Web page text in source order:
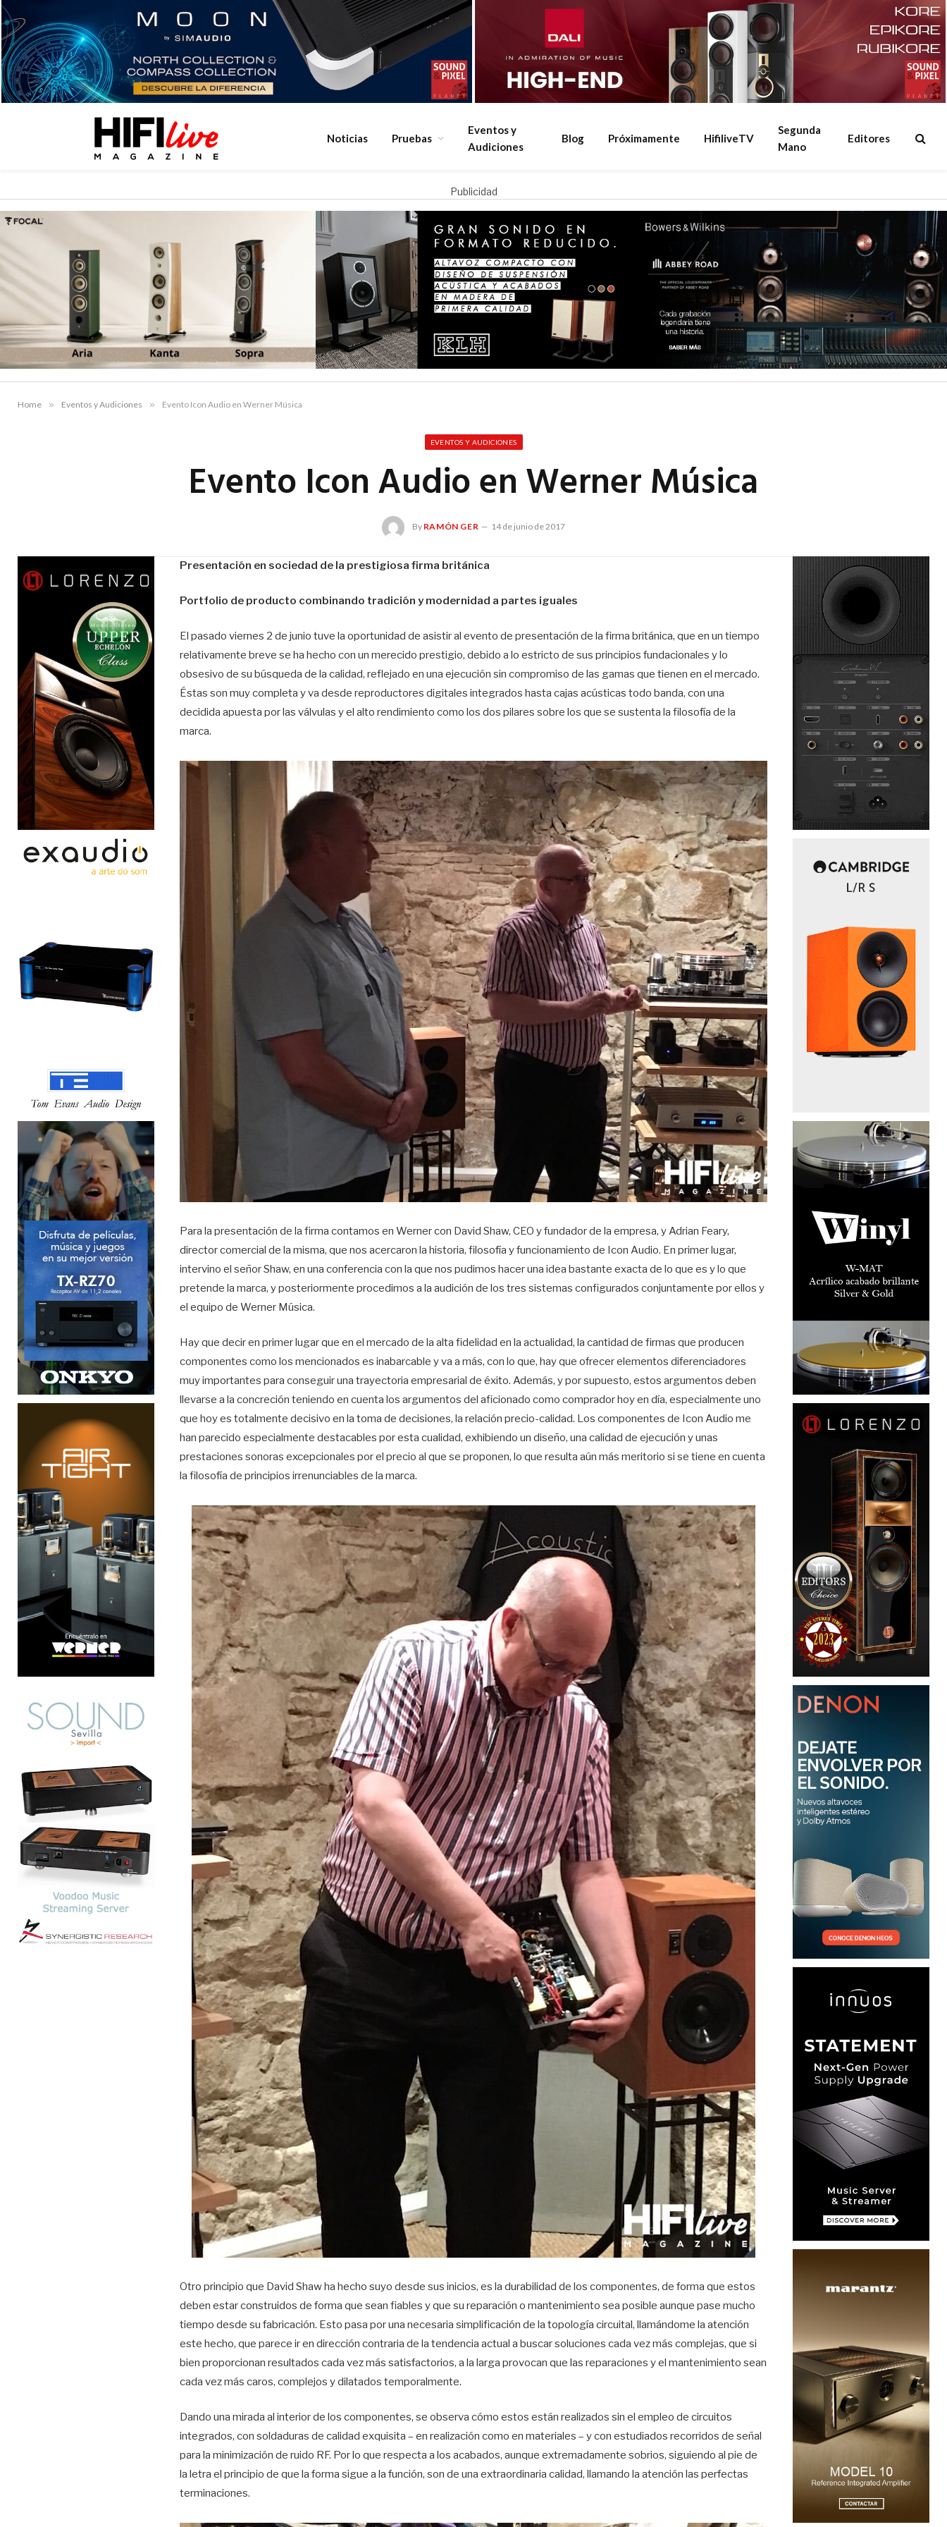
Noticias Pruebas
Eventos y
Audiciones
Blog Próximamente HifiliveTV
Segunda
Mano
Editores
Publicidad
Home » Eventos y Audiciones » Evento Icon Audio en Werner Música
EVENTOS Y AUDICIONES
Evento Icon Audio en Werner Música
By RAMÓN GER 14 de junio de 2017
Presentación en sociedad de la prestigiosa firma británica
Portfolio de producto combinando tradición y modernidad a partes iguales
El pasado viernes 2 de junio tuve la oportunidad de asistir al evento de presentación de la firma británica, que en un tiempo
relativamente breve se ha hecho con un merecido prestigio, debido a lo estricto de sus principios fundacionales y lo
obsesivo de su búsqueda de la calidad, reflejado en una ejecución sin compromiso de las gamas que tienen en el mercado.
Éstas son muy completa y va desde reproductores digitales integrados hasta cajas acústicas todo banda, con una
decidida apuesta por las válvulas y el alto rendimiento como los dos pilares sobre los que se sustenta la filosofía de la
marca.
Para la presentación de la firma contamos en Werner con David Shaw, CEO y fundador de la empresa, y Adrian Feary,
director comercial de la misma, que nos acercaron la historia, filosofía y funcionamiento de Icon Audio. En primer lugar,
intervino el señor Shaw, en una conferencia con la que nos pudimos hacer una idea bastante exacta de lo que es y lo que
pretende la marca, y posteriormente procedimos a la audición de los tres sistemas configurados conjuntamente por ellos y
el equipo de Werner Música.
Hay que decir en primer lugar que en el mercado de la alta fidelidad en la actualidad, la cantidad de firmas que producen
componentes como los mencionados es inabarcable y va a más, con lo que, hay que ofrecer elementos diferenciadores
muy importantes para conseguir una trayectoria empresarial de éxito. Además, y por supuesto, estos argumentos deben
llevarse a la concreción teniendo en cuenta los argumentos del aficionado como comprador hoy en día, especialmente uno
que hoy es totalmente decisivo en la toma de decisiones, la relación precio-calidad. Los componentes de Icon Audio me
han parecido especialmente destacables por esta cualidad, exhibiendo un diseño, una calidad de ejecución y unas
prestaciones sonoras excepcionales por el precio al que se proponen, lo que resulta aún más meritorio si se tiene en cuenta
la filosofía de principios irrenunciables de la marca.
Otro principio que David Shaw ha hecho suyo desde sus inicios, es la durabilidad de los componentes, de forma que estos
deben estar construidos de forma que sean fiables y que su reparación o mantenimiento sea posible aunque pase mucho
tiempo desde su fabricación. Esto pasa por una necesaria simplificación de la topología circuital, llamándome la atención
este hecho, que parece ir en dirección contraria de la tendencia actual a buscar soluciones cada vez más complejas, que si
bien proporcionan resultados cada vez más satisfactorios, a la larga provocan que las reparaciones y el mantenimiento sean
cada vez más caros, complejos y dilatados temporalmente.
Dando una mirada al interior de los componentes, se observa cómo estos están realizados sin el empleo de circuitos
integrados, con soldaduras de calidad exquisita – en realización como en materiales – y con estudiados recorridos de señal
para la minimización de ruido RF. Por lo que respecta a los acabados, aunque extremadamente sobrios, siguiendo al pie de
la letra el principio de que la forma sigue a la función, son de una extraordinaria calidad, llamando la atención las perfectas
terminaciones.